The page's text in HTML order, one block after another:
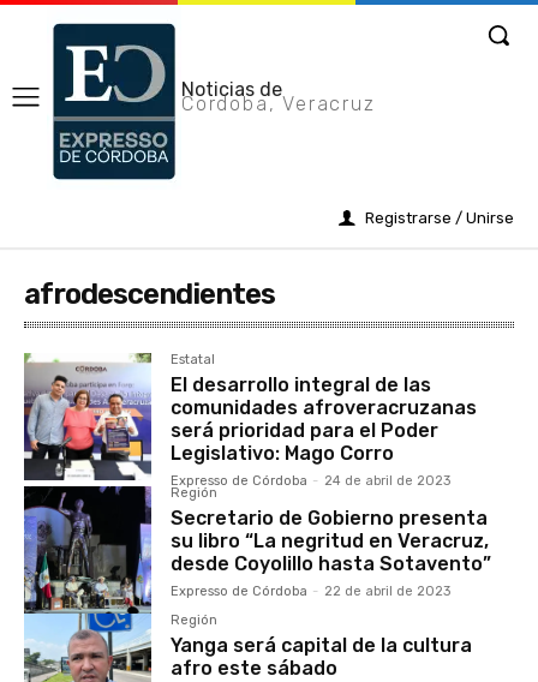
Noticias de
Cordoba, Veracruz
Registrarse / Unirse
afrodescendientes
Estatal
El desarrollo integral de las
comunidades afroveracruzanas
será prioridad para el Poder
Legislativo: Mago Corro
Expresso de Córdoba - 24 de abril de 2023
Región
Secretario de Gobierno presenta
su libro “La negritud en Veracruz,
desde Coyolillo hasta Sotavento”
Expresso de Córdoba - 22 de abril de 2023
Región
Yanga será capital de la cultura
afro este sábado